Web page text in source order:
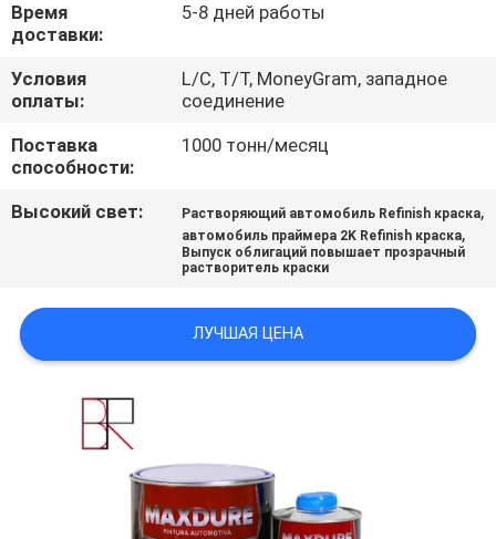
СПРОСИТЕ
ЦИТАТУ
КАРТА
САЙТА
Время
доставки:
5-8 дней работы
Условия
оплаты:
L/C, T/T, MoneyGram, западное
соединение
Поставка
способности:
1000 тонн/месяц
Высокий свет: Растворяющий автомобиль Refinish краска,
автомобиль праймера 2K Refinish краска,
Выпуск облигаций повышает прозрачный
растворитель краски
ЛУЧШАЯ ЦЕНА